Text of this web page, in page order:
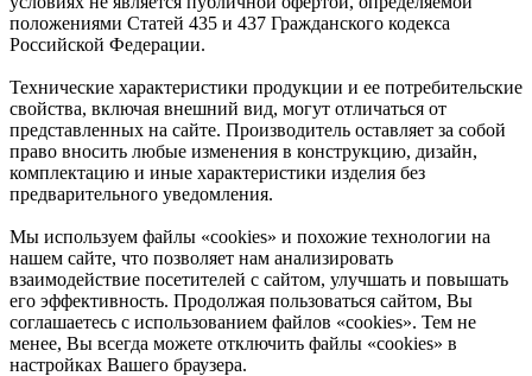
положениями Статей 435 и 437 Гражданского кодекса
Российской Федерации.
Технические характеристики продукции и ее потребительские
свойства, включая внешний вид, могут отличаться от
представленных на сайте. Производитель оставляет за собой
право вносить любые изменения в конструкцию, дизайн,
комплектацию и иные характеристики изделия без
предварительного уведомления.
Мы используем файлы «cookies» и похожие технологии на
нашем сайте, что позволяет нам анализировать
взаимодействие посетителей с сайтом, улучшать и повышать
его эффективность. Продолжая пользоваться сайтом, Вы
соглашаетесь с использованием файлов «cookies». Тем не
менее, Вы всегда можете отключить файлы «cookies» в
настройках Вашего браузера.